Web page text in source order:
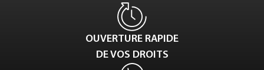
OUVERTURE RAPIDE
DE VOS DROITS